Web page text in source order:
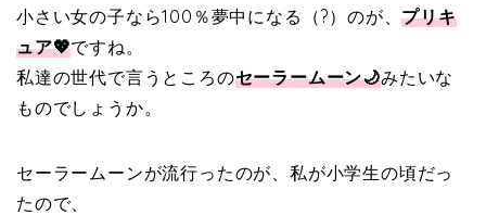
小さい女の子なら100％夢中になる（?）のが、プリキ
ュア💖ですね。
私達の世代で言うところのセーラームーン🌙みたいな
ものでしょうか。
セーラームーンが流行ったのが、私が小学生の頃だっ
たので、